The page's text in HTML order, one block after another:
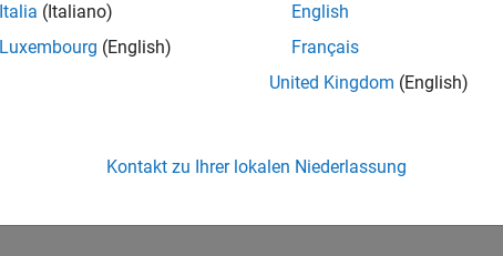
Italia (Italiano)
Luxembourg (English)
English
Français
United Kingdom (English)
Kontakt zu Ihrer lokalen Niederlassung